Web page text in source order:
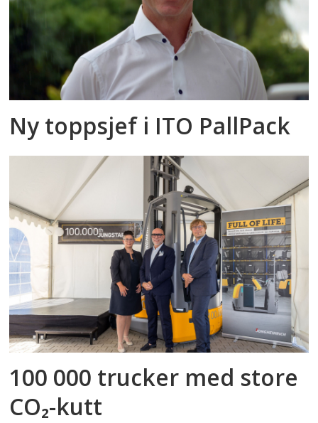
Ny toppsjef i ITO PallPack
100 000 trucker med store
CO₂-kutt